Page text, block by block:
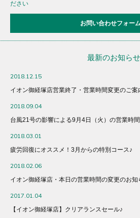
ださい
お問い合わせフォー
最新のお知らせ
2018.12.15
イオン御経塚店営業終了・営業時間変更のご案
2018.09.04
台風21号の影響による9月4日（火）の営業時
2018.03.01
疲労回復にオススメ！3月からの特別コース♪
2018.02.06
イオン御経塚店・本日の営業時間の変更のお知
2017.01.04
【イオン御経塚店】クリアランスセール♪